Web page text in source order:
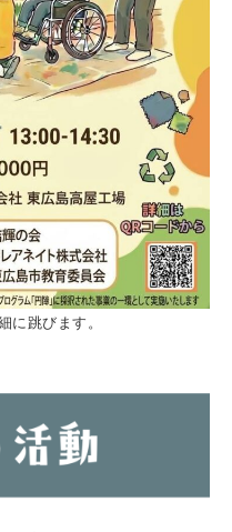
跳びます。